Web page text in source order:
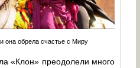
она обрела счастье с Миру
«Клон» преодолели много